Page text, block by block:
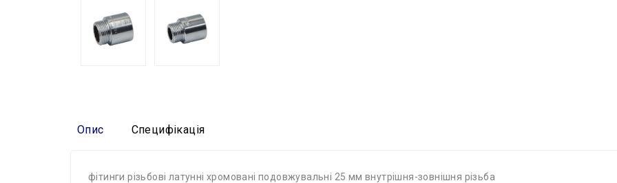
Опис Специфікація
фітинги різьбові латунні хромовані подовжувальні 25 мм внутрішня-зовнішня різьба